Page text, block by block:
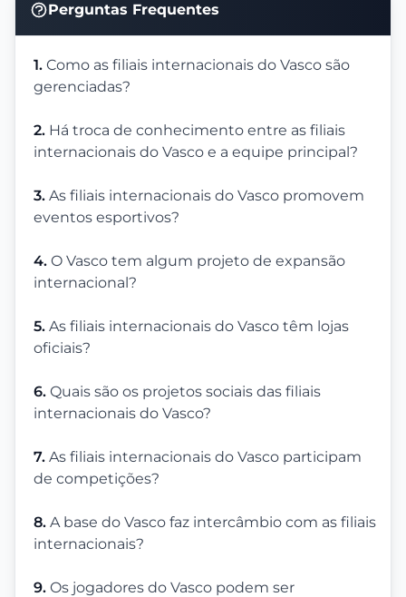
Perguntas Frequentes
1. Como as filiais internacionais do Vasco são
gerenciadas?
2. Há troca de conhecimento entre as filiais
internacionais do Vasco e a equipe principal?
3. As filiais internacionais do Vasco promovem
eventos esportivos?
4. O Vasco tem algum projeto de expansão
internacional?
5. As filiais internacionais do Vasco têm lojas
oficiais?
6. Quais são os projetos sociais das filiais
internacionais do Vasco?
7. As filiais internacionais do Vasco participam
de competições?
8. A base do Vasco faz intercâmbio com as filiais
internacionais?
9. Os jogadores do Vasco podem ser